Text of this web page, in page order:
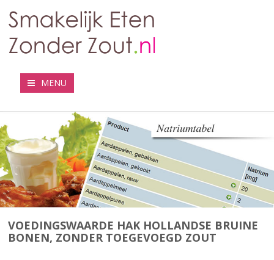
MENU
VOEDINGSWAARDE HAK HOLLANDSE BRUINE
BONEN, ZONDER TOEGEVOEGD ZOUT